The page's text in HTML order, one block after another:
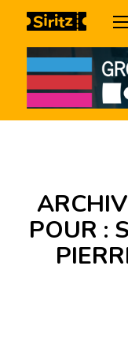
POUR :